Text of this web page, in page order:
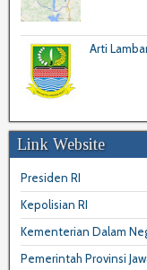
Arti
Link Website
Presiden RI
Kepolisian RI
Kementerian Dalam
Pemerintah Provinsi